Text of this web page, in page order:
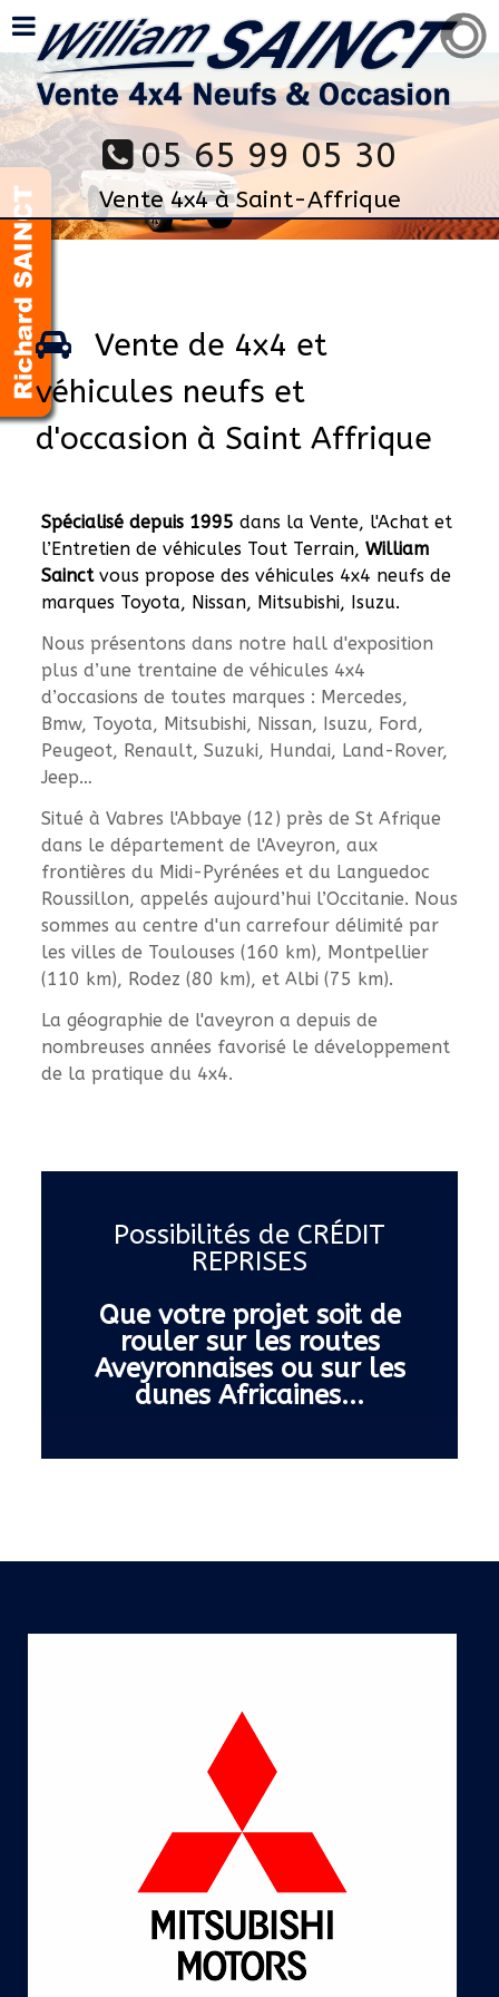
05 65 99 05 30
Vente 4x4 à Saint-Affrique
Vente de 4x4 et
véhicules neufs et
d'occasion à Saint Affrique
Spécialisé depuis 1995 dans la Vente, l'Achat et
l’Entretien de véhicules Tout Terrain, William
Sainctvous propose des véhicules 4x4 neufs de
marques Toyota, Nissan, Mitsubishi, Isuzu.
Nous présentons dans notre hall d'exposition
plus d’une trentaine de véhicules 4x4
d’occasions de toutes marques : Mercedes,
Bmw, Toyota, Mitsubishi, Nissan, Isuzu, Ford,
Peugeot, Renault, Suzuki, Hundai, Land-Rover,
Jeep…
Situé à Vabres l'Abbaye (12) près de St Afrique
dans le département de l'Aveyron, aux
frontières du Midi-Pyrénées et du Languedoc
Roussillon, appelés aujourd’hui l’Occitanie. Nous
sommes au centre d'un carrefour délimité par
les villes de Toulouses (160 km), Montpellier
(110 km), Rodez (80 km), et Albi (75 km).
La géographie de l'aveyron a depuis de
nombreuses années favorisé le développement
de la pratique du 4x4.
Possibilités de CRÉDIT
REPRISES
Que votre projet soit de
rouler sur les routes
Aveyronnaises ou sur les
dunes Africaines...